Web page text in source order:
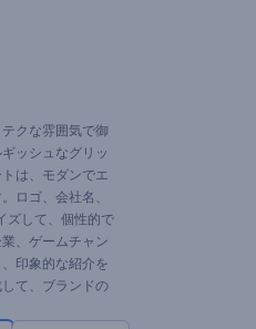
クな雰囲気で御
ッシュなグリッ
は、モダンでエ
ロゴ、会社名、
ズして、個性的で
、ゲームチャン
印象的な紹介を
て、ブランドの